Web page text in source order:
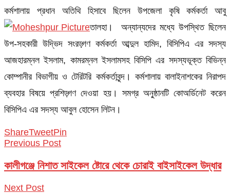
কর্মশালায় প্রধান অতিথি হিসাবে ছিলেন উপজেলা কৃষি কর্মকর্তা আবু
তালহা। অন্যান্যদের মধ্যে উপস্থিত ছিলেন
উপ-সহকারী উদ্ভিদ সংরড়্গণ কর্মকর্তা আব্দুল হামিদ, বিসিপিএ এর সদস্য
আজহারম্নল ইসলাম, কামরম্নল ইসলামসহ বিসিপি এর সদস্যভূক্ত বিভিন্ন
কোম্পানীর বিভাগীয় ও টেরিটরি কর্মকর্তাবৃন্দ। কর্মশালায় বালাইনাশকের নিরাপদ
ব্যবহার বিষয়ে প্রশিড়্গণ দেওয়া হয়। সমগ্র অনু্‌ষ্ঠানটি কোঅর্ডিনেট করেন
বিসিপিএ এর সদস্য আবুল হোসেন লিটন।
ShareTweetPin
Previous Post
কালীগঞ্জে নিশাত সাইকেল ষ্টোরে থেকে চোরাই বাইসাইকেল উদ্ধার
Next Post